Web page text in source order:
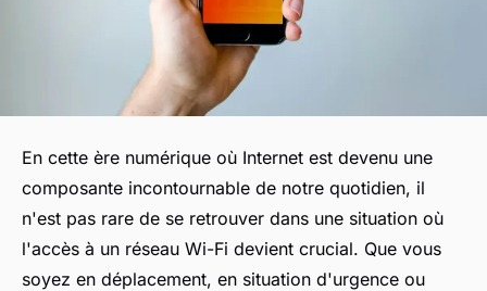
En cette ère numérique où Internet est devenu une
composante incontournable de notre quotidien, il
n'est pas rare de se retrouver dans une situation où
l'accès à un réseau Wi-Fi devient crucial. Que vous
soyez en déplacement, en situation d'urgence ou